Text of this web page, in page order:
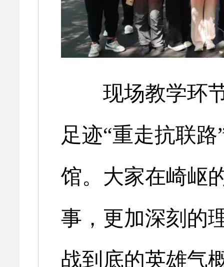
现场教学环节
足迹“重走抗联
馆。大家在崎岖
事，更加深刻的
战到底的英雄气